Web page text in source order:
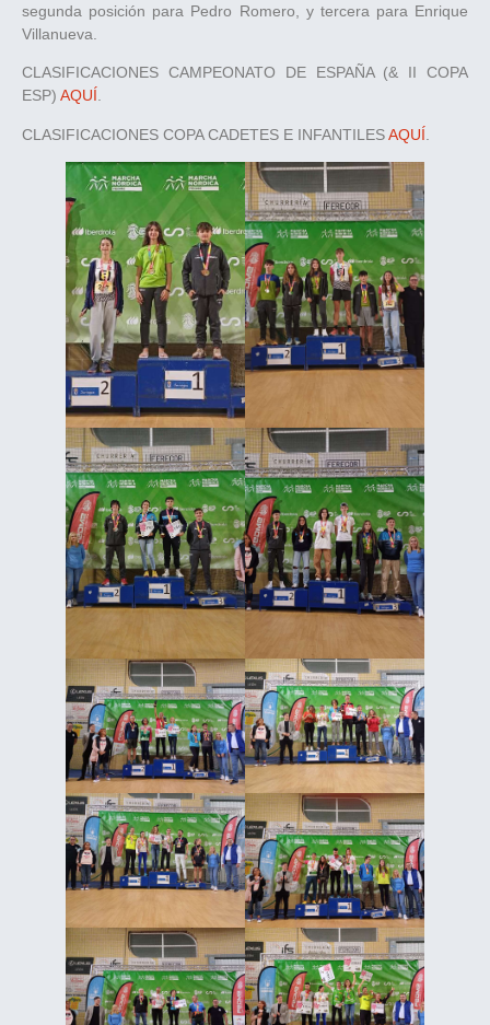
segunda posición para Pedro Romero, y tercera para Enrique
Villanueva.
CLASIFICACIONES CAMPEONATO DE ESPAÑA (& II COPA
ESP) AQUÍ.
CLASIFICACIONES COPA CADETES E INFANTILESAQUÍ